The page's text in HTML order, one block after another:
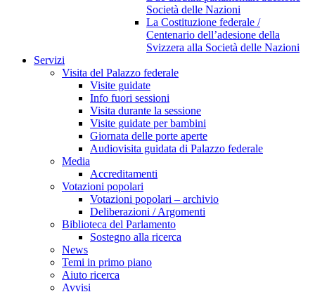
Società delle Nazioni
La Costituzione federale /
Centenario dell’adesione della
Svizzera alla Società delle Nazioni
Servizi
Visita del Palazzo federale
Visite guidate
Info fuori sessioni
Visita durante la sessione
Visite guidate per bambini
Giornata delle porte aperte
Audiovisita guidata di Palazzo federale
Media
Accreditamenti
Votazioni popolari
Votazioni popolari – archivio
Deliberazioni / Argomenti
Biblioteca del Parlamento
Sostegno alla ricerca
News
Temi in primo piano
Aiuto ricerca
Avvisi